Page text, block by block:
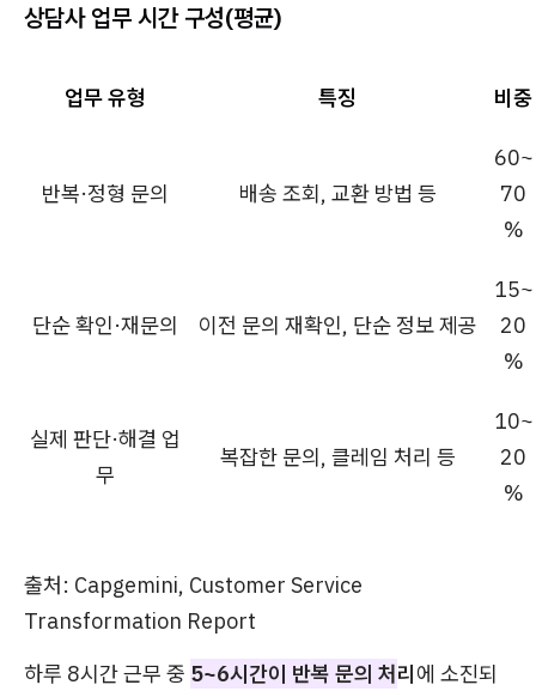
상담사 업무 시간 구성(평균)
업무 유형 특징 비중
반복·정형 문의 배송 조회, 교환 방법 등
60~
70
%
단순 확인·재문의 이전 문의 재확인, 단순 정보 제공
15~
20
%
실제 판단·해결 업
무
복잡한 문의, 클레임 처리 등
10~
20
%
출처: Capgemini, Customer Service
Transformation Report
하루 8시간 근무 중 5~6시간이 반복 문의 처리에 소진되